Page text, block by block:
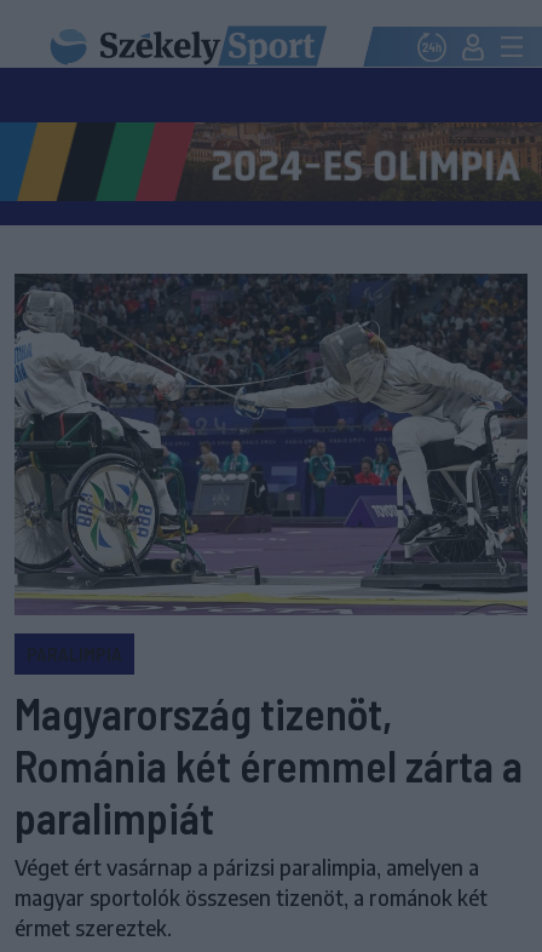
PARALIMPIA
Magyarország tizenöt,
Románia két éremmel zárta a
paralimpiát
Véget ért vasárnap a párizsi paralimpia, amelyen a
magyar sportolók összesen tizenöt, a románok két
érmet szereztek.